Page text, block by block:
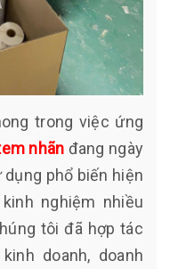
trong việc ứng
nhãn đang ngày
phổ biến hiện
nghiệm nhiều
tôi đã hợp tác
doanh, doanh